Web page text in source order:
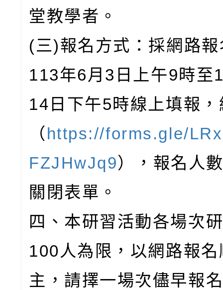
堂教學者。
(三)報名方式：採網路
113年6月3日上午9時至
14日下午5時線上填報
（ https://forms.gle/
FZJHwJq9），報名人
關閉表單。
四、本研習活動各場次
100人為限，以網路報
主，請擇一場次儘早報